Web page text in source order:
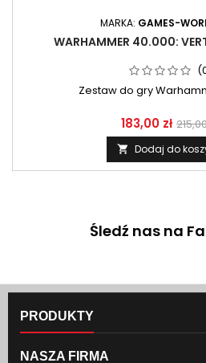
MARKA: GAMES-
WARHAMMER 40.000:
Zestaw do gry
183,00 zł
 Dodaj do
Śledź nas na
PRODUKTY
NASZA FIRMA